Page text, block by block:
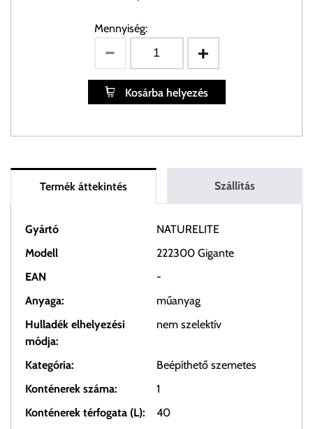
Mennyiség:
Kosárba helyezés
Termék áttekintés Szállítás
Gyártó
NATURELITE
Modell
222300 Gigante
EAN
-
Anyaga:
műanyag
Hulladék elhelyezési
módja:
nem szelektív
Kategória:
Beépíthető szemetes
Konténerek száma:
1
Konténerek térfogata (L):
40